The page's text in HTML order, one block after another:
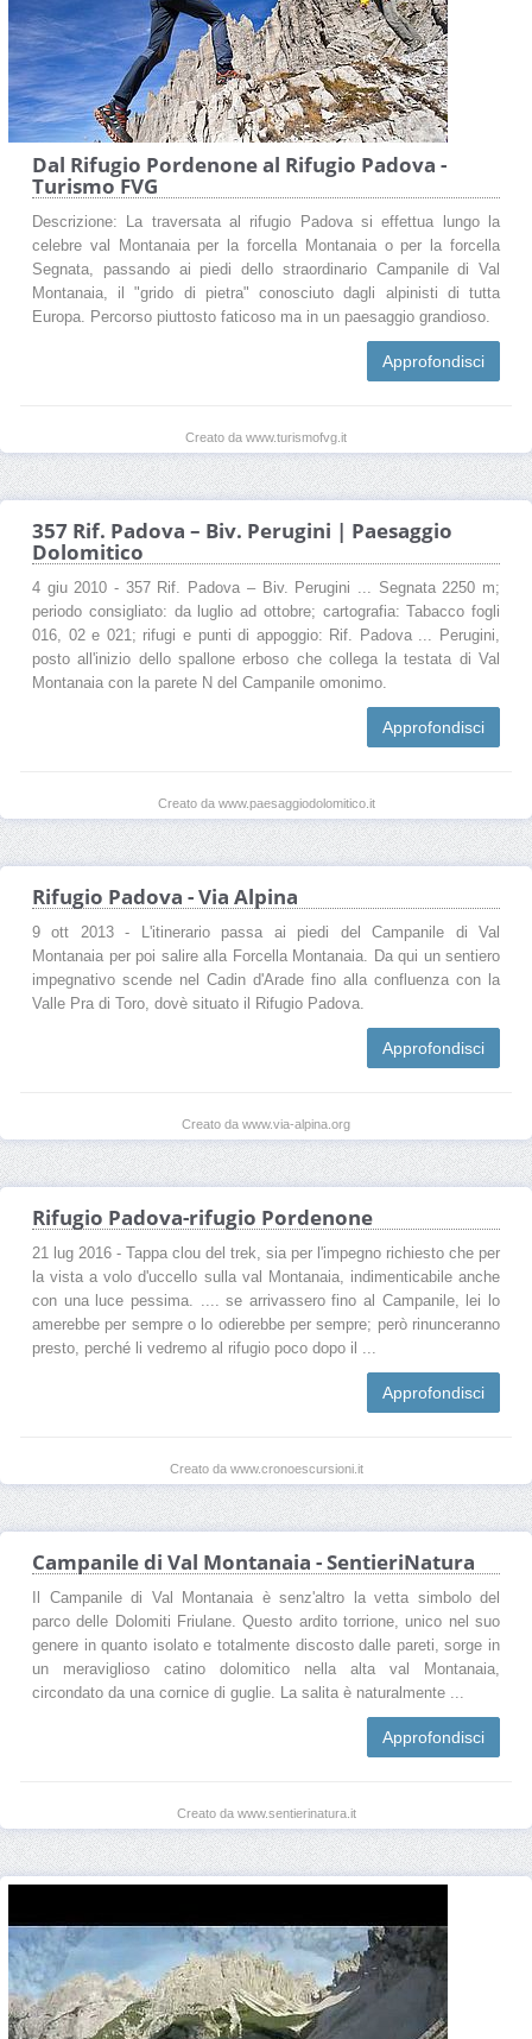
Dal Rifugio Pordenone al Rifugio Padova -
Turismo FVG
Descrizione: La traversata al rifugio Padova si effettua lungo la
celebre val Montanaia per la forcella Montanaia o per la forcella
Segnata, passando ai piedi dello straordinario Campanile di Val
Montanaia, il "grido di pietra" conosciuto dagli alpinisti di tutta
Europa. Percorso piuttosto faticoso ma in un paesaggio grandioso.
Approfondisci
Creato da www.turismofvg.it
357 Rif. Padova – Biv. Perugini | Paesaggio
Dolomitico
4 giu 2010 - 357 Rif. Padova – Biv. Perugini ... Segnata 2250 m;
periodo consigliato: da luglio ad ottobre; cartografia: Tabacco fogli
016, 02 e 021; rifugi e punti di appoggio: Rif. Padova ... Perugini,
posto all'inizio dello spallone erboso che collega la testata di Val
Montanaia con la parete N del Campanile omonimo.
Approfondisci
Creato da www.paesaggiodolomitico.it
Rifugio Padova - Via Alpina
9 ott 2013 - L'itinerario passa ai piedi del Campanile di Val
Montanaia per poi salire alla Forcella Montanaia. Da qui un sentiero
impegnativo scende nel Cadin d'Arade fino alla confluenza con la
Valle Pra di Toro, dovè situato il Rifugio Padova.
Approfondisci
Creato da www.via-alpina.org
Rifugio Padova-rifugio Pordenone
21 lug 2016 - Tappa clou del trek, sia per l'impegno richiesto che per
la vista a volo d'uccello sulla val Montanaia, indimenticabile anche
con una luce pessima. .... se arrivassero fino al Campanile, lei lo
amerebbe per sempre o lo odierebbe per sempre; però rinunceranno
presto, perché li vedremo al rifugio poco dopo il ...
Approfondisci
Creato da www.cronoescursioni.it
Campanile di Val Montanaia - SentieriNatura
Il Campanile di Val Montanaia è senz'altro la vetta simbolo del
parco delle Dolomiti Friulane. Questo ardito torrione, unico nel suo
genere in quanto isolato e totalmente discosto dalle pareti, sorge in
un meraviglioso catino dolomitico nella alta val Montanaia,
circondato da una cornice di guglie. La salita è naturalmente ...
Approfondisci
Creato da www.sentierinatura.it